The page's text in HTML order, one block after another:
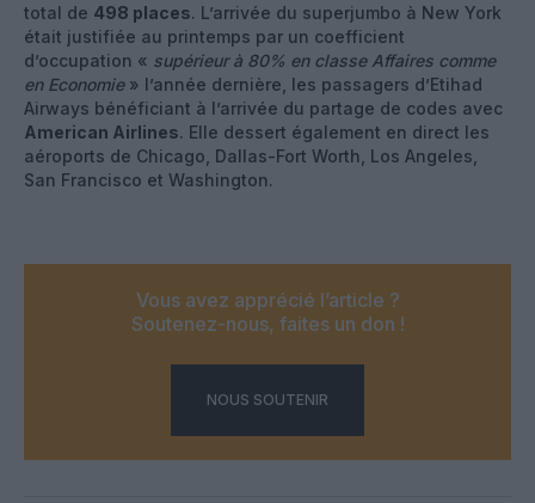
total de 498 places. L’arrivée du superjumbo à New York
était justifiée au printemps par un coefficient
d’occupation « supérieur à 80% en classe Affaires comme
en Economie» l’année dernière, les passagers d’Etihad
Airways bénéficiant à l’arrivée du partage de codes avec
American Airlines. Elle dessert également en direct les
aéroports de Chicago, Dallas-Fort Worth, Los Angeles,
San Francisco et Washington.
Vous avez apprécié l’article ?
Soutenez-nous, faites un don !
NOUS SOUTENIR